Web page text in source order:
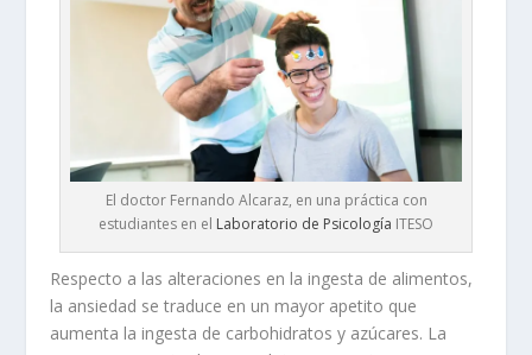
El doctor Fernando Alcaraz, en una práctica con
estudiantes en el Laboratorio de Psicología ITESO
Respecto a las alteraciones en la ingesta de alimentos,
la ansiedad se traduce en un mayor apetito que
aumenta la ingesta de carbohidratos y azúcares. La